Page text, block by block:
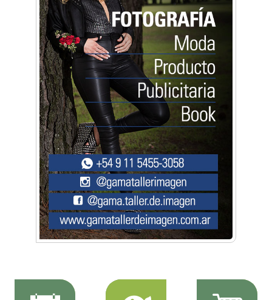
Música, teatro, yoga, danza y mucho más:
Conocé todos los talleres para aprender y
disfrutar en la Zona Oeste